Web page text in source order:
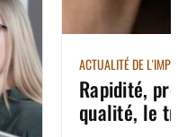
ACTUALITÉ DE
Rapidité,
qualité, le